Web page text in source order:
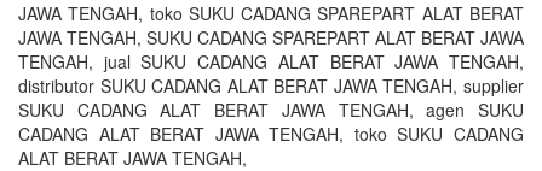
JAWA TENGAH, toko SUKU CADANG SPAREPART ALAT BERAT
JAWA TENGAH, SUKU CADANG SPAREPART ALAT BERAT JAWA
TENGAH, jual SUKU CADANG ALAT BERAT JAWA TENGAH,
distributor SUKU CADANG ALAT BERAT JAWA TENGAH, supplier
SUKU CADANG ALAT BERAT JAWA TENGAH, agen SUKU
CADANG ALAT BERAT JAWA TENGAH, toko SUKU CADANG
ALAT BERAT JAWA TENGAH,